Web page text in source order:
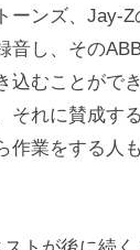
ーンズ、Jay-Z
音し、その
込むことがで
それに賛成す
作業をする人